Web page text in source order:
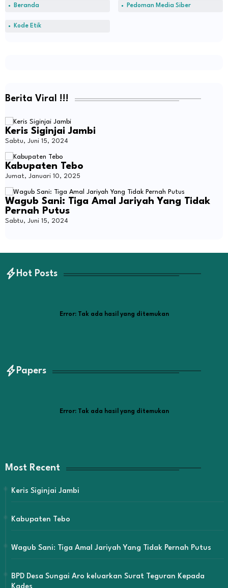
Beranda Pedoman Media Siber
Kode Etik
Berita Viral !!!
Keris Siginjai Jambi
Sabtu, Juni 15, 2024
Kabupaten Tebo
Jumat, Januari 10, 2025
Wagub Sani: Tiga Amal Jariyah Yang Tidak
Pernah Putus
Sabtu, Juni 15, 2024
Hot Posts
Error:Tak ada hasil yang ditemukan
Papers
Error:Tak ada hasil yang ditemukan
Most Recent
Keris Siginjai Jambi
Kabupaten Tebo
Wagub Sani: Tiga Amal Jariyah Yang Tidak Pernah Putus
BPD Desa Sungai Aro keluarkan Surat Teguran Kepada